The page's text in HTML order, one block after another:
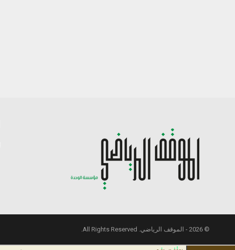
© 2026 - الموقف الرياضي. All Rights Reserved.